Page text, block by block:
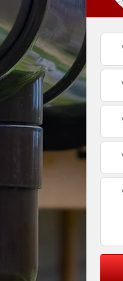
Nettoyage et
démoussage de
toiture 62